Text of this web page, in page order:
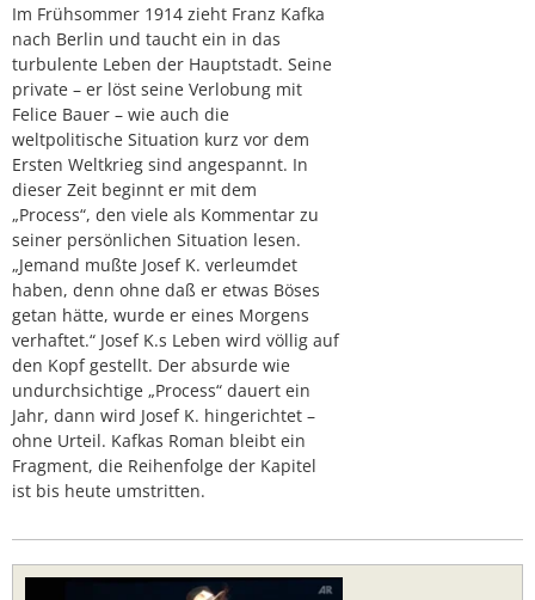
Im Frühsommer 1914 zieht Franz Kafka
nach Berlin und taucht ein in das
turbulente Leben der Hauptstadt. Seine
private – er löst seine Verlobung mit
Felice Bauer – wie auch die
weltpolitische Situation kurz vor dem
Ersten Weltkrieg sind angespannt. In
dieser Zeit beginnt er mit dem
„Process“, den viele als Kommentar zu
seiner persönlichen Situation lesen.
„Jemand mußte Josef K. verleumdet
haben, denn ohne daß er etwas Böses
getan hätte, wurde er eines Morgens
verhaftet.“ Josef K.s Leben wird völlig auf
den Kopf gestellt. Der absurde wie
undurchsichtige „Process“ dauert ein
Jahr, dann wird Josef K. hingerichtet –
ohne Urteil. Kafkas Roman bleibt ein
Fragment, die Reihenfolge der Kapitel
ist bis heute umstritten.